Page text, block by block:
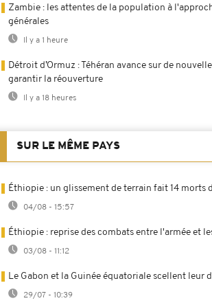
Zambie : les attentes de la population à
générales
Il y a 1 heure
Détroit d’Ormuz : Téhéran avance sur de
garantir la réouverture
Il y a 18 heures
SUR LE MÊME PAYS
Éthiopie : un glissement de terrain fait 14 morts
04/08 - 15:57
Éthiopie : reprise des combats entre l'armée et
03/08 - 11:12
Le Gabon et la Guinée équatoriale scellent leur
29/07 - 10:39